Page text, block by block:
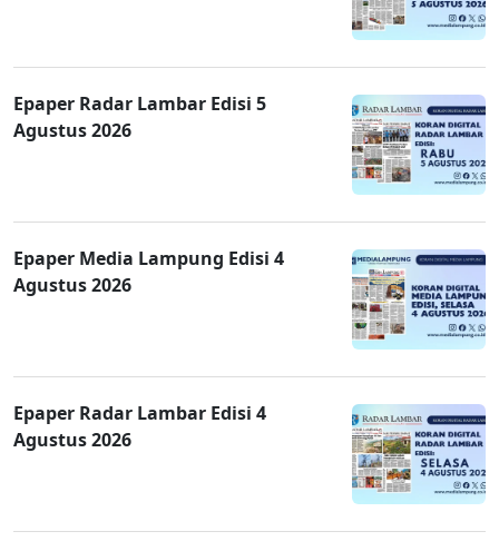
Epaper Radar Lambar Edisi 5
Agustus 2026
Epaper Media Lampung Edisi 4
Agustus 2026
Epaper Radar Lambar Edisi 4
Agustus 2026